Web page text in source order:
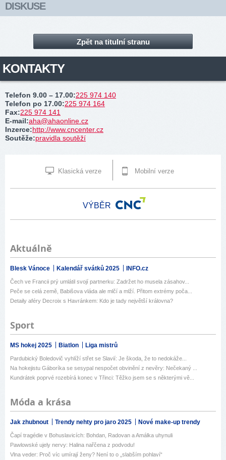
DISKUSE
Zpět na titulní stranu
KONTAKTY
Telefon 9.00 – 17.00:225 974 140
Telefon po 17.00:225 974 164
Fax:225 974 141
E-mail:aha@ahaonline.cz
Inzerce:http://www.cncenter.cz
Soutěže:pravidla soutěží
Klasická verze Mobilní verze
VÝBĚR
Aktuálně
Blesk Vánoce Kalendář svátků 2025 INFO.cz
Čech ve Francii prý umlátil svojí partnerku: Zadržet ho musela zásahov...
Peče se celá země, Babišova vláda ale mlčí a mlží. Přitom extrémy poča...
Detaily aféry Decroix s Havránkem: Kdo je tady největší královna?
Sport
MS hokej 2025 Biatlon Liga mistrů
Pardubický Boledovič vyhlíží střet se Slavií: Je škoda, že to nedokáže...
Na hokejistu Gáboríka se sesypal nespočet obvinění z nevěry: Nečekaný ...
Kundrátek poprvé rozebírá konec v Třinci: Těžko jsem se s některými vě...
Móda a krása
Jak zhubnout Trendy nehty pro jaro 2025 Nové make-up trendy
Čapí tragédie v Bohuslavicích: Bohdan, Radovan a Amálka uhynuli
Pawlowské ujely nervy: Halina nařčena z podvodu!
Vlna veder: Proč víc umírají ženy? Není to o „slabším pohlaví“